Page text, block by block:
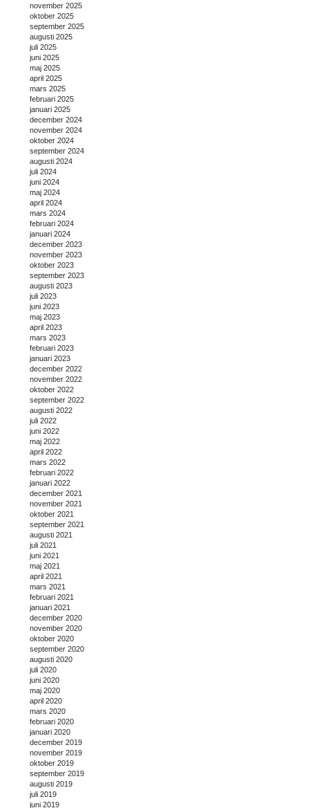
november 2025
oktober 2025
september 2025
augusti 2025
juli 2025
juni 2025
maj 2025
april 2025
mars 2025
februari 2025
januari 2025
december 2024
november 2024
oktober 2024
september 2024
augusti 2024
juli 2024
juni 2024
maj 2024
april 2024
mars 2024
februari 2024
januari 2024
december 2023
november 2023
oktober 2023
september 2023
augusti 2023
juli 2023
juni 2023
maj 2023
april 2023
mars 2023
februari 2023
januari 2023
december 2022
november 2022
oktober 2022
september 2022
augusti 2022
juli 2022
juni 2022
maj 2022
april 2022
mars 2022
februari 2022
januari 2022
december 2021
november 2021
oktober 2021
september 2021
augusti 2021
juli 2021
juni 2021
maj 2021
april 2021
mars 2021
februari 2021
januari 2021
december 2020
november 2020
oktober 2020
september 2020
augusti 2020
juli 2020
juni 2020
maj 2020
april 2020
mars 2020
februari 2020
januari 2020
december 2019
november 2019
oktober 2019
september 2019
augusti 2019
juli 2019
juni 2019